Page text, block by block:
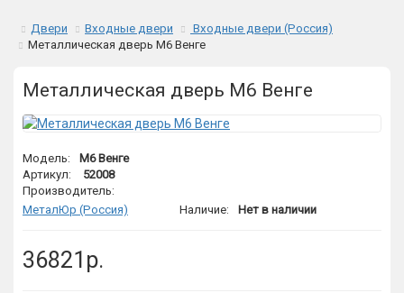
Двери Входные двери
Входные двери (Россия)
Металлическая дверь М6 Венге
Металлическая дверь М6 Венге
Модель:
М6 Венге
Артикул:
52008
Производитель:
МеталЮр (Россия)
Наличие: Нет в наличии
36821р.